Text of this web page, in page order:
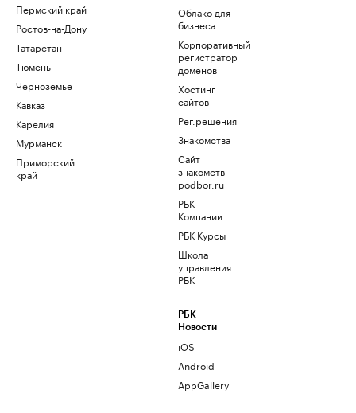
Пермский край
Ростов-на-Дону
Татарстан
Тюмень
Черноземье
Кавказ
Карелия
Мурманск
Приморский
край
Облако для
бизнеса
Корпоративный
регистратор
доменов
Хостинг
сайтов
Рег.решения
Знакомства
Сайт
знакомств
podbor.ru
РБК
Компании
РБК Курсы
Школа
управления
РБК
РБК
Новости
iOS
Android
AppGallery